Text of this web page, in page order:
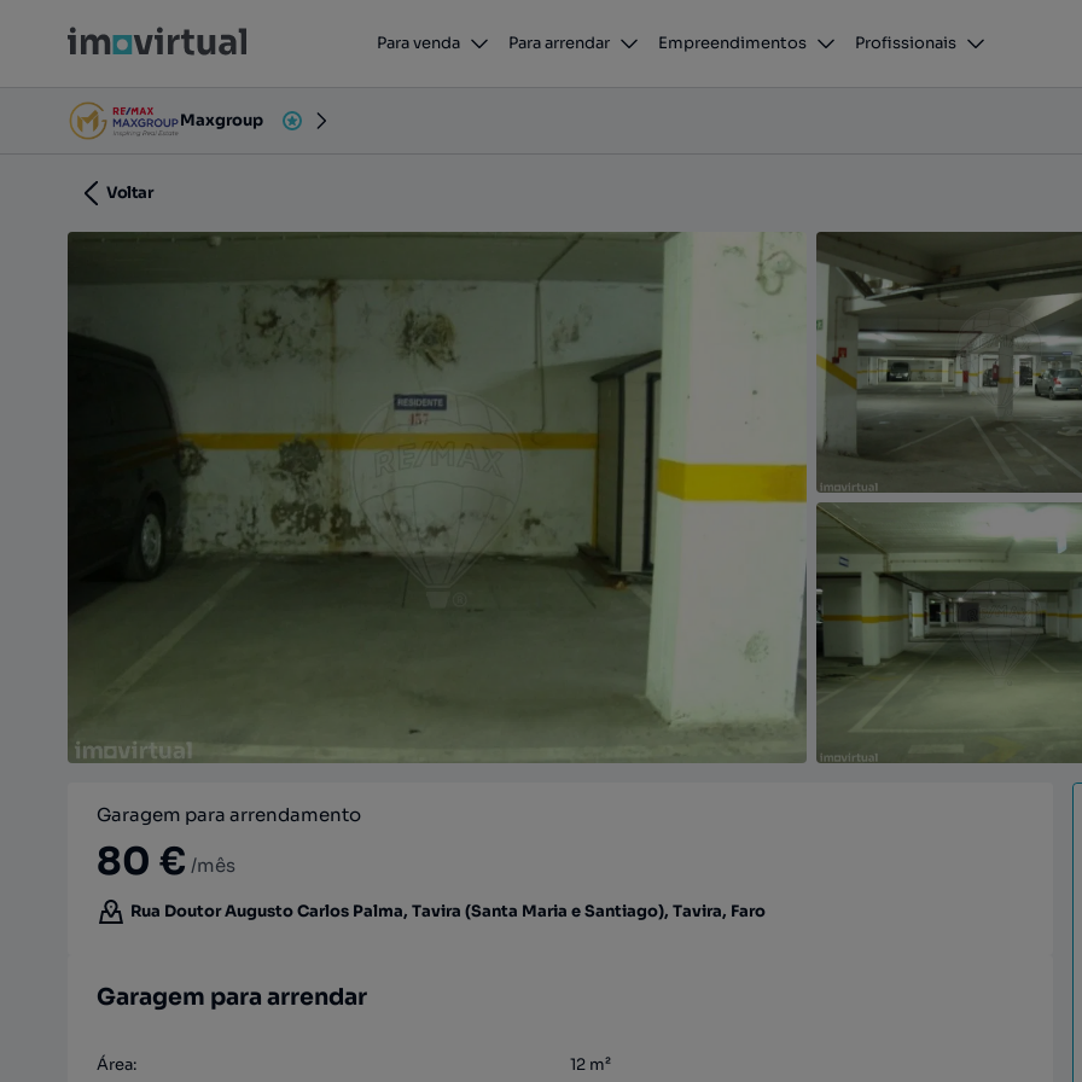
Para venda Para arrendar Empreendimentos Profissionais
Garagem para arrendamento
Rua Doutor Augusto Carlos Palma, Tavira (Santa Maria e Santiago), Tavira, Faro
Maxgroup
Voltar
Garagem para arrendamento
80 € /mês
Rua Doutor Augusto Carlos Palma, Tavira (Santa Maria e Santiago), Tavira, Faro
Garagem para arrendar
Área: 12 m²